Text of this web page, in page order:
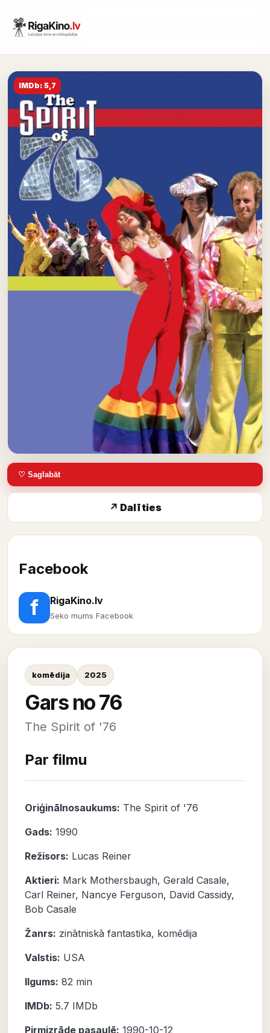
IMDb: 5,7
♡ Saglabāt
↗ Dalīties
Facebook
f RigaKino.lv
Seko mums Facebook
komēdija 2025
Gars no 76
The Spirit of '76
Par filmu
Oriģinālnosaukums: The Spirit of '76
Gads: 1990
Režisors: Lucas Reiner
Aktieri: Mark Mothersbaugh, Gerald Casale,
Carl Reiner, Nancye Ferguson, David Cassidy,
Bob Casale
Žanrs: zinātniskā fantastika, komēdija
Valstis: USA
Ilgums: 82 min
IMDb: 5.7 IMDb
Pirmizrāde pasaulē: 1990-10-12